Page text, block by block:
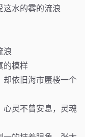
这水的雾的流浪
浪
的模样
却依旧海市蜃楼一个
灵不曾安息，灵魂